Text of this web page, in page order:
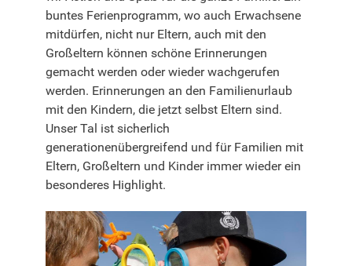
buntes Ferienprogramm, wo auch Erwachsene
mitdürfen, nicht nur Eltern, auch mit den
Großeltern können schöne Erinnerungen
gemacht werden oder wieder wachgerufen
werden. Erinnerungen an den Familienurlaub
mit den Kindern, die jetzt selbst Eltern sind.
Unser Tal ist sicherlich
generationenübergreifend und für Familien mit
Eltern, Großeltern und Kinder immer wieder ein
besonderes Highlight.